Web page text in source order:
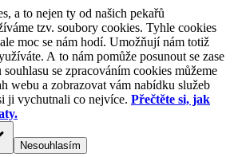
a to nejen ty od našich pekařů
tzv. soubory cookies. Tyhle cookies
moc se nám hodí. Umožňují nám totiž
A to nám pomůže posunout se zase
se zpracováním cookies můžeme
webu a zobrazovat vám nabídku služeb
ji vychutnali co nejvíce. Přečtěte si, jak
Nesouhlasím